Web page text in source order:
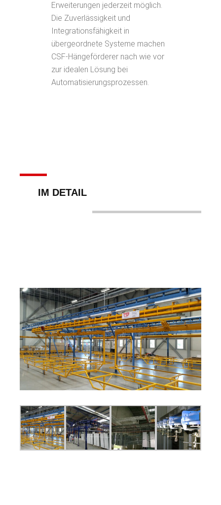
Erweiterungen jederzeit möglich.
Die Zuverlässigkeit und
Integrationsfähigkeit in
übergeordnete Systeme machen
CSF-Hängeförderer nach wie vor
zur idealen Lösung bei
Automatisierungsprozessen.
IM DETAIL